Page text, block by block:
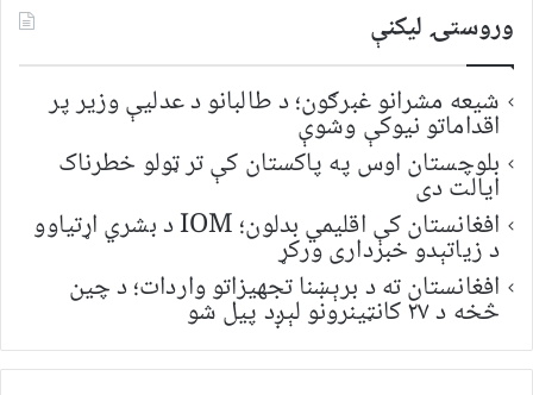
وروستۍ ليکنې
شیعه مشرانو غبرګون؛ د طالبانو د عدلیې وزیر پر
اقداماتو نیوکې وشوې
بلوچستان اوس په پاکستان کې تر ټولو خطرناک
ایالت دی
افغانستان کې اقلیمي بدلون؛ IOM د بشري اړتیاوو
د زیاتېدو خبرداری ورکړ
افغانستان ته د برېښنا تجهیزاتو واردات؛ د چین
څخه د ۲۷ کانټینرونو لېږد پیل شو